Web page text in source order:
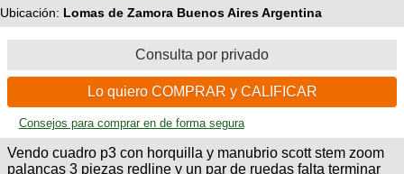
BMX
todo
Retro
COMPRO
Reputación
Mis
Compras
Técnica
Mecánica
Robadas
Calendario
Operadores
de
viajes
Foro
de
Últimos
Buscar
Mis
Amigos
Actividad
de
Ubicación: Lomas de Zamora Buenos Aires Argentina
Consulta por privado
Lo quiero COMPRAR y CALIFICAR
Consejos para comprar en de forma segura
Vendo cuadro p3 con horquilla y manubrio scott stem zoom
palancas 3 piezas redline y un par de ruedas falta terminar